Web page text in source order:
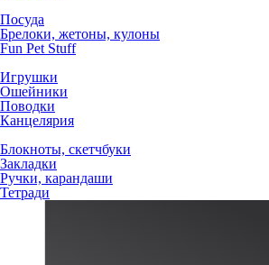
Посуда
Брелоки, жетоны, кулоны
Fun Pet Stuff
Игрушки
Ошейники
Поводки
Канцелярия
Блокноты, скетчбуки
Закладки
Ручки, карандаши
Тетради